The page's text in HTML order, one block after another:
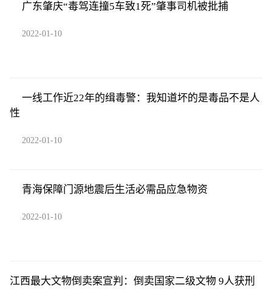
广东肇庆“毒驾连撞5车致1死”肇事司机被批捕
2022-01-10
一线工作近22年的缉毒警：我知道坏的是毒品不是人
性
2022-01-10
青海保障门源地震后生活必需品应急物资
2022-01-10
江西最大文物倒卖案宣判：倒卖国家二级文物 9人获刑